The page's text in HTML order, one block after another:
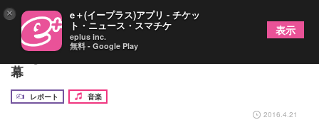
Dragon Ash バンドの未来を示す2年ぶりツアー開
幕
レポート
音楽
2016.4.21
× e＋(イープラス)アプリ - チケッ
ト・ニュース・スマチケ
eplus inc.
無料 - Google Play
表示